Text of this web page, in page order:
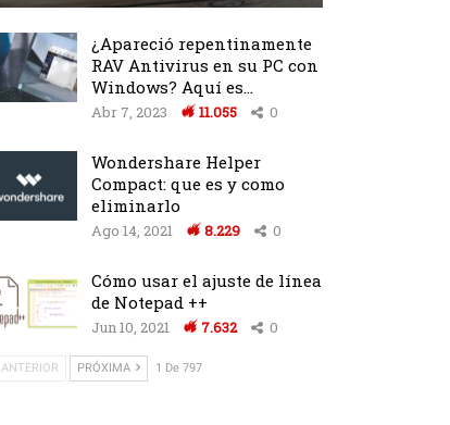
¿Apareció repentinamente
RAV Antivirus en su PC con
Windows? Aquí es…
Abr 7, 2023 11.055 0
Wondershare Helper
Compact: que es y como
eliminarlo
Ago 14, 2021 8.229 0
Cómo usar el ajuste de línea
de Notepad ++
Jun 10, 2021 7.632 0
ANTERIOR PRÓXIMA 1 De 797